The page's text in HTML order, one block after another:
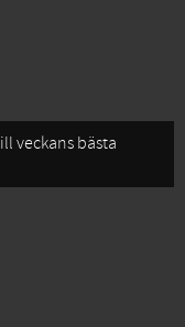
veckans bästa